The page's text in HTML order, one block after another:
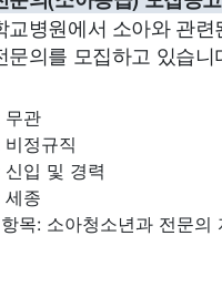
교병원에서 소아와 관련
문의를 모집하고 있습니
무관
정규직
입 및 경력
세종
목: 소아청소년과 전문의